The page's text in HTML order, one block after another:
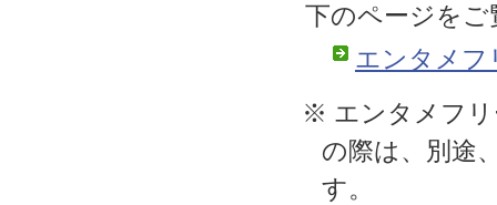
下のページを
エンタメフ
※ エンタメフリ
の際は、別途
す。